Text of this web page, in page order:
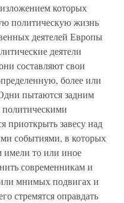
которых
политическую жизнь
деятелей Европы
деятели
составляют свои
более или
пытаются задним
приоткрыть завесу над
событиями, в которых
имели то или иное
современникам и
мнимых подвигах и
стремятся оправдать